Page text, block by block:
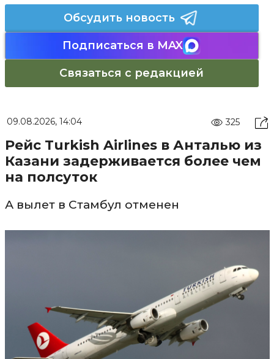
Обсудить новость
Подписаться в MAX
Связаться с редакцией
09.08.2026, 14:04 325
Рейс Turkish Airlines в Анталью из
Казани задерживается более чем
на полсуток
А вылет в Стамбул отменен